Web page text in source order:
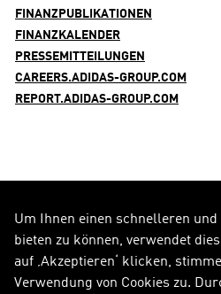
FINANZPUBLIKATIONEN
FINANZKALENDER
PRESSEMITTEILUNGEN
CAREERS.ADIDAS-GROUP.COM
REPORT.ADIDAS-GROUP.COM
FOLGE UNS AUF
Alle Social Media Kanäle
Um Ihnen einen schnelleren
bieten zu können, verwendet
auf ‚Akzeptieren‘ klicken,
Verwendung von Cookies zu.